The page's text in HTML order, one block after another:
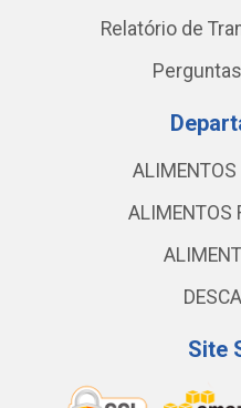
Relatório de
ALIMENTOS
ALIMENTOS
Site